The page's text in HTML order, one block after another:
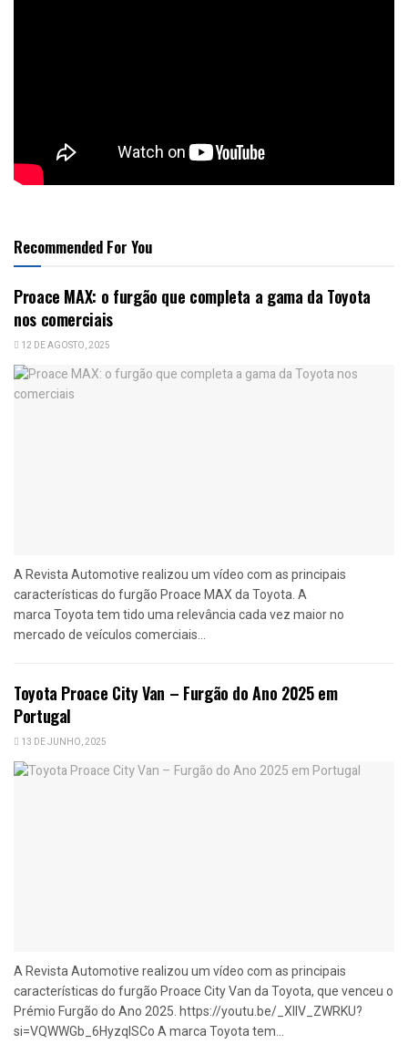
Recommended For You
Proace MAX: o furgão que completa a gama da Toyota
nos comerciais
12 DE AGOSTO, 2025
A Revista Automotive realizou um vídeo com as principais
características do furgão Proace MAX da Toyota. A
marca Toyota tem tido uma relevância cada vez maior no
mercado de veículos comerciais...
Toyota Proace City Van – Furgão do Ano 2025 em
Portugal
13 DE JUNHO, 2025
A Revista Automotive realizou um vídeo com as principais
características do furgão Proace City Van da Toyota, que venceu o
Prémio Furgão do Ano 2025. https://youtu.be/_XllV_ZWRKU?
si=VQWWGb_6HyzqISCo A marca Toyota tem...